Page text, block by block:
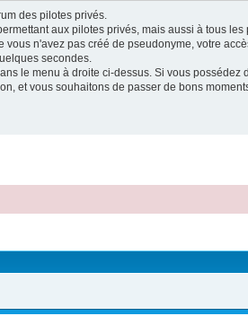
des pilotes privés.
aux pilotes privés, mais aussi à tous
vous n'avez pas créé de pseudonyme, votre
secondes.
le menu à droite ci-dessus. Si vous
et vous souhaitons de passer de bons